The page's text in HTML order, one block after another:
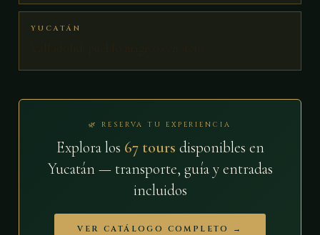
YUCATÁN
🌿 RESERVA TU EXPERIENCIA
Explora los 67 tours disponibles en
Yucatán — transporte, guía y entradas
incluidos
VER CATÁLOGO COMPLETO →